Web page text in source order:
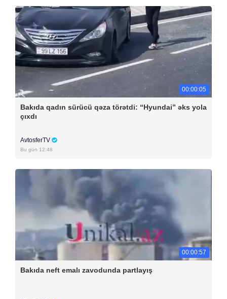
00:00:05
Bakıda qadın sürücü qəza törətdi: “Hyundai” əks yola
çıxdı
AvtosferTV
Bu gün 12:48
00:00:57
Bakıda neft emalı zavodunda partlayış